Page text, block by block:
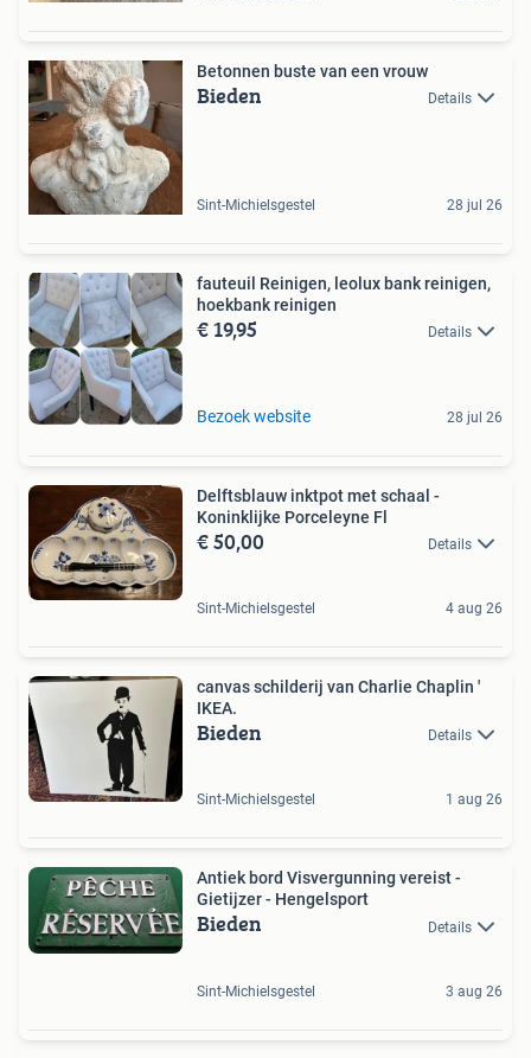
Betonnen buste van een vrouw
Bieden Details
Sint-Michielsgestel 28 jul 26
fauteuil Reinigen, leolux bank reinigen,
hoekbank reinigen
€ 19,95 Details
Bezoek website 28 jul 26
Delftsblauw inktpot met schaal -
Koninklijke Porceleyne Fl
€ 50,00 Details
Sint-Michielsgestel 4 aug 26
canvas schilderij van Charlie Chaplin '
IKEA.
Bieden Details
Sint-Michielsgestel 1 aug 26
Antiek bord Visvergunning vereist -
Gietijzer - Hengelsport
Bieden Details
Sint-Michielsgestel 3 aug 26